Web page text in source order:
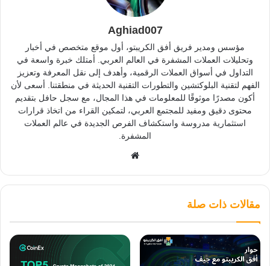
Aghiad007
مؤسس ومدير فريق أفق الكريبتو، أول موقع متخصص في أخبار
وتحليلات العملات المشفرة في العالم العربي. أمتلك خبرة واسعة في
التداول في أسواق العملات الرقمية، وأهدف إلى نقل المعرفة وتعزيز
الفهم لتقنية البلوكتشين والتطورات التقنية الحديثة في منطقتنا. أسعى لأن
أكون مصدرًا موثوقًا للمعلومات في هذا المجال، مع سجل حافل بتقديم
محتوى دقيق ومفيد للمجتمع العربي، لتمكين القراء من اتخاذ قرارات
استثمارية مدروسة واستكشاف الفرص الجديدة في عالم العملات
المشفرة.
مقالات ذات صلة